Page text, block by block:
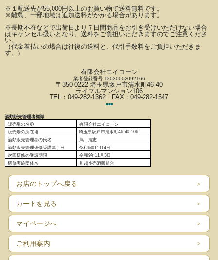
※ １配送先が55,000円以上のお買い物で送料無料です。
※離島、一部地域は追加送料がかかる場合があります。
※長期不在などで出荷日より７日間商品をお引き受けいただけない場合
はキャンセル扱いとなり、 送料をご負担いただきますのでご注意くださ
い。
（代金着払いの場合は往復の送料と、代引手数料をご負担いただきま
す。）
有限会社エイコーン
業者登録番号 T8030002092166
〒350-0222 埼玉県坂戸市清水町46-40
ライフルマンション106
TEL：049-282-1362 FAX：049-282-1547
■■■
酒類販売管理者標識
販売場の名称
有限会社エイコーン
販売場の所在地
埼玉県坂戸市清水町46-40-106
酒類販売管理者の氏名
蔦 清志
酒類販売管理研修受講年月日
令和6年11月4日
次回研修の受講期限
令和9年11月3日
研修実施団体名
川越小売酒販組合
お店のトップへ戻る
カートを見る
マイページへ
ご利用案内